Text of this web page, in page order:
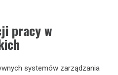
pracy w
systemów zarządzania